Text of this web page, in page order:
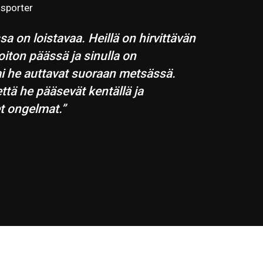
on loistavaa. Heillä on hirvittävän
päässä ja sinulla on
he auttavat suoraan metsässä.
he pääsevät kentällä ja
ongelmat.”